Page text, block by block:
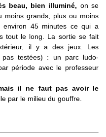
beau, bien illuminé, on se
moins grands, plus ou moins
45 minutes ce qui a
tout le long. La sortie se fait
il y a des jeux. Les
pas testées) : un parc ludo-
période avec le professeur
il ne faut pas avoir le
par le milieu du gouffre.